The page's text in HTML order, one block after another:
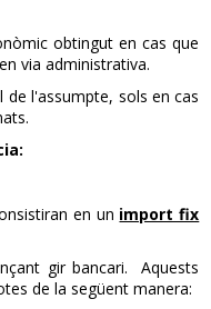
obtingut en cas que
via administrativa.
de l'assumpte, sols en cas
en un import fix
gir bancari. Aquests
de la següent manera: